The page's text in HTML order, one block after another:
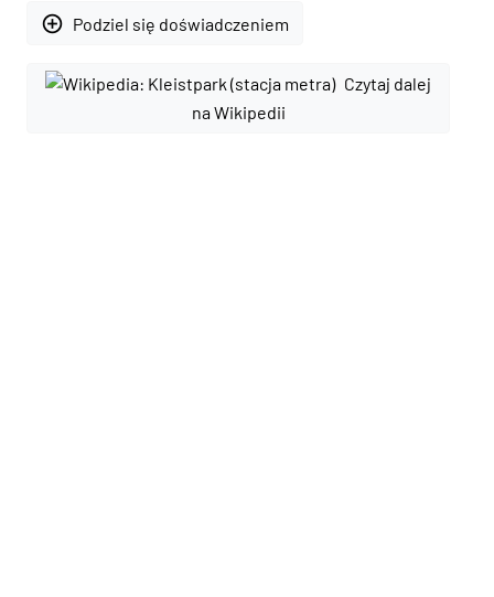
add_circle_outline Podziel się doświadczeniem
Czytaj dalej
na Wikipedii